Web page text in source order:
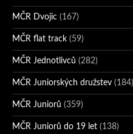
MČR Dvojic (167)
MČR flat track (59)
MČR Jednotlivců (282)
MČR Juniorských družstev (184)
MČR Juniorů (359)
MČR Juniorů do 19 let (138)